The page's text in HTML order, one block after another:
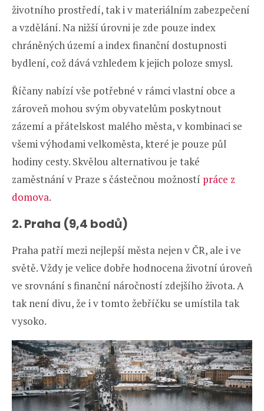
životního prostředí, tak i v materiálním zabezpečení
a vzdělání. Na nižší úrovni je zde pouze index
chráněných území a index finanční dostupnosti
bydlení, což dává vzhledem k jejich poloze smysl.
Říčany nabízí vše potřebné v rámci vlastní obce a
zároveň mohou svým obyvatelům poskytnout
zázemí a přátelskost malého města, v kombinaci se
všemi výhodami velkoměsta, které je pouze půl
hodiny cesty. Skvělou alternativou je také
zaměstnání v Praze s částečnou možností práce z
domova.
2. Praha (9,4 bodů)
Praha patří mezi nejlepší města nejen v ČR, ale i ve
světě. Vždy je velice dobře hodnocena životní úroveň
ve srovnání s finanční náročností zdejšího života. A
tak není divu, že i v tomto žebříčku se umístila tak
vysoko.